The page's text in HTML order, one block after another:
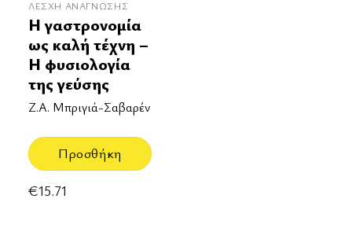
ΛΈΣΧΗ ΑΝΆΓΝΩΣΗΣ
Η γαστρονομία
ως καλή τέχνη –
Η φυσιολογία
της γεύσης
Ζ.Α. Μπριγιά-Σαβαρέν
Προσθήκη
€15.71